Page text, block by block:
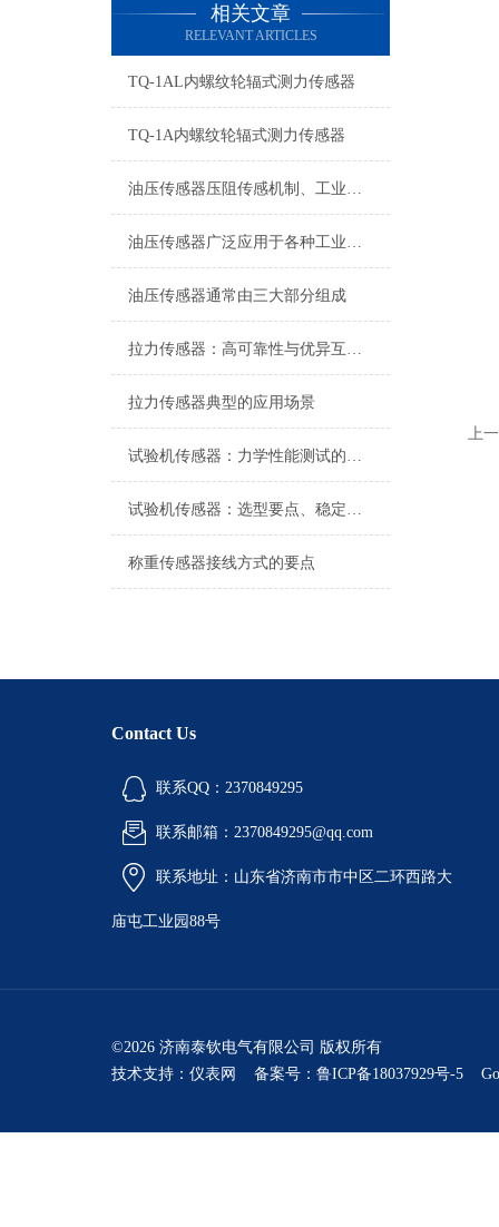
相关文章
RELEVANT ARTICLES
TQ-1AL内螺纹轮辐式测力传感器
TQ-1A内螺纹轮辐式测力传感器
油压传感器压阻传感机制、工业工况适配与标准化运维管理
油压传感器广泛应用于各种工业自控环境
油压传感器通常由三大部分组成
拉力传感器：高可靠性与优异互换性的技术解析
拉力传感器典型的应用场景
试验机传感器：力学性能测试的核心组件解析
试验机传感器：选型要点、稳定性及分类详解
称重传感器接线方式的要点
上
Contact Us
联系QQ：2370849295
联系邮箱：2370849295@qq.com
联系地址：山东省济南市市中区二环西路大
庙屯工业园88号
©2026 济南泰钦电气有限公司 版权所有
技术支持： 仪表网 备案号：鲁ICP备18037929号-5